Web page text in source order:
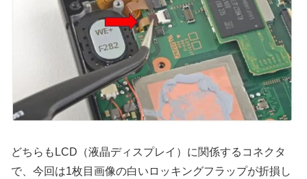
どちらもLCD（液晶ディスプレイ）に関係するコネクタ
で、今回は1枚目画像の白いロッキングフラップが折損し